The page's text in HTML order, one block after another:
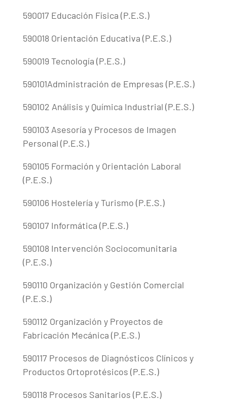
590017 Educación Física (P.E.S.)
590018 Orientación Educativa (P.E.S.)
590019 Tecnología (P.E.S.)
590101Administración de Empresas (P.E.S.)
590102 Análisis y Química Industrial (P.E.S.)
590103 Asesoría y Procesos de Imagen
Personal (P.E.S.)
590105 Formación y Orientación Laboral
(P.E.S.)
590106 Hostelería y Turismo (P.E.S.)
590107 Informática (P.E.S.)
590108 Intervención Sociocomunitaria
(P.E.S.)
590110 Organización y Gestión Comercial
(P.E.S.)
590112 Organización y Proyectos de
Fabricación Mecánica (P.E.S.)
590117 Procesos de Diagnósticos Clínicos y
Productos Ortoprotésicos (P.E.S.)
590118 Procesos Sanitarios (P.E.S.)